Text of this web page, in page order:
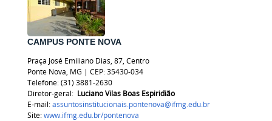
CAMPUS PONTE NOVA
Praça José Emiliano Dias, 87, Centro
Ponte Nova, MG | CEP: 35430-034
Telefone: (31) 3881-2630
Diretor-geral: Luciano Vilas Boas Espiridião
E-mail:assuntosinstitucionais.pontenova@ifmg.edu.br
Site:www.ifmg.edu.br/pontenova